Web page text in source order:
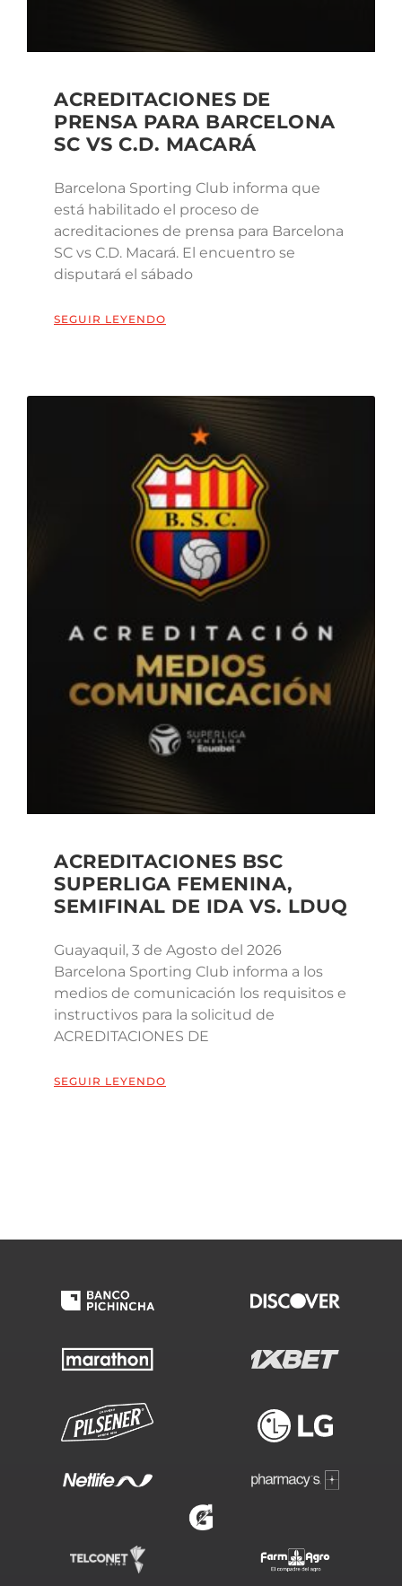
ACREDITACIONES DE
PRENSA PARA BARCELONA
SC VS C.D. MACARÁ
Barcelona Sporting Club informa que
está habilitado el proceso de
acreditaciones de prensa para Barcelona
SC vs C.D. Macará. El encuentro se
disputará el sábado
SEGUIR LEYENDO
ACREDITACIONES BSC
SUPERLIGA FEMENINA,
SEMIFINAL DE IDA VS. LDUQ
Guayaquil, 3 de Agosto del 2026
Barcelona Sporting Club informa a los
medios de comunicación los requisitos e
instructivos para la solicitud de
ACREDITACIONES DE
SEGUIR LEYENDO